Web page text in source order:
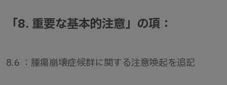
「8. 重要な基本的注意」の項：
8.6 ：腫瘍崩壊症候群に関する注意喚起を追記